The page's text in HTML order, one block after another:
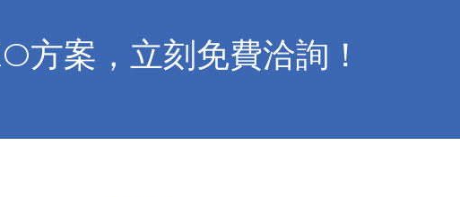
方案，立刻免費洽詢！